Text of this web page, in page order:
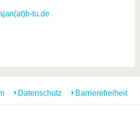
tu.de
Datenschutz Barrierefreiheit